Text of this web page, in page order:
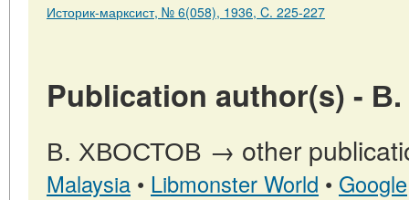
Историк-марксист, № 6(058), 1936, C. 225-227
Publication author(s) -
В. ХВОСТОВ → other
Malaysia • Libmonster World • Google